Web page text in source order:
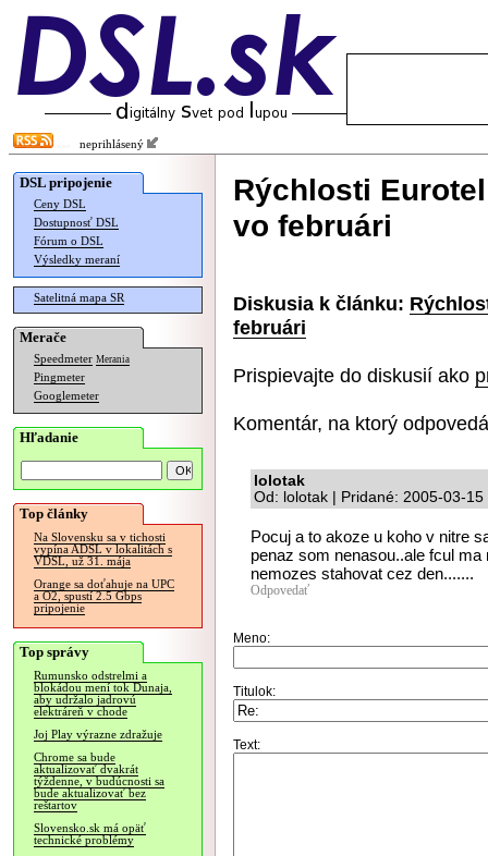
neprihlásený
DSL pripojenie
Ceny DSL
Dostupnosť DSL
Fórum o DSL
Výsledky meraní
Satelitná mapa SR
Merače
Speedmeter Merania
Pingmeter
Googlemeter
Hľadanie
Top články
Na Slovensku sa v tichosti
vypína ADSL v lokalitách s
VDSL, už 31. mája
Orange sa doťahuje na UPC
a O2, spustí 2.5 Gbps
pripojenie
Top správy
Rumunsko odstrelmi a
blokádou mení tok Dunaja,
aby udržalo jadrovú
elektráreň v chode
Joj Play výrazne zdražuje
Chrome sa bude
aktualizovať dvakrát
týždenne, v budúcnosti sa
bude aktualizovať bez
reštartov
Slovensko.sk má opäť
technické problémy
Rýchlosti Eurotel
vo februári
Diskusia k článku:
februári
Prispievajte do diskusií ako
Komentár, na ktorý
lolotak
Od: lolotak | Pridané: 2005-03-15
Pocuj a to akoze u koho v nitre
penaz som nenasou..ale fcul
nemozes stahovat cez den.......
Odpovedať
Meno:
Titulok:
Text: